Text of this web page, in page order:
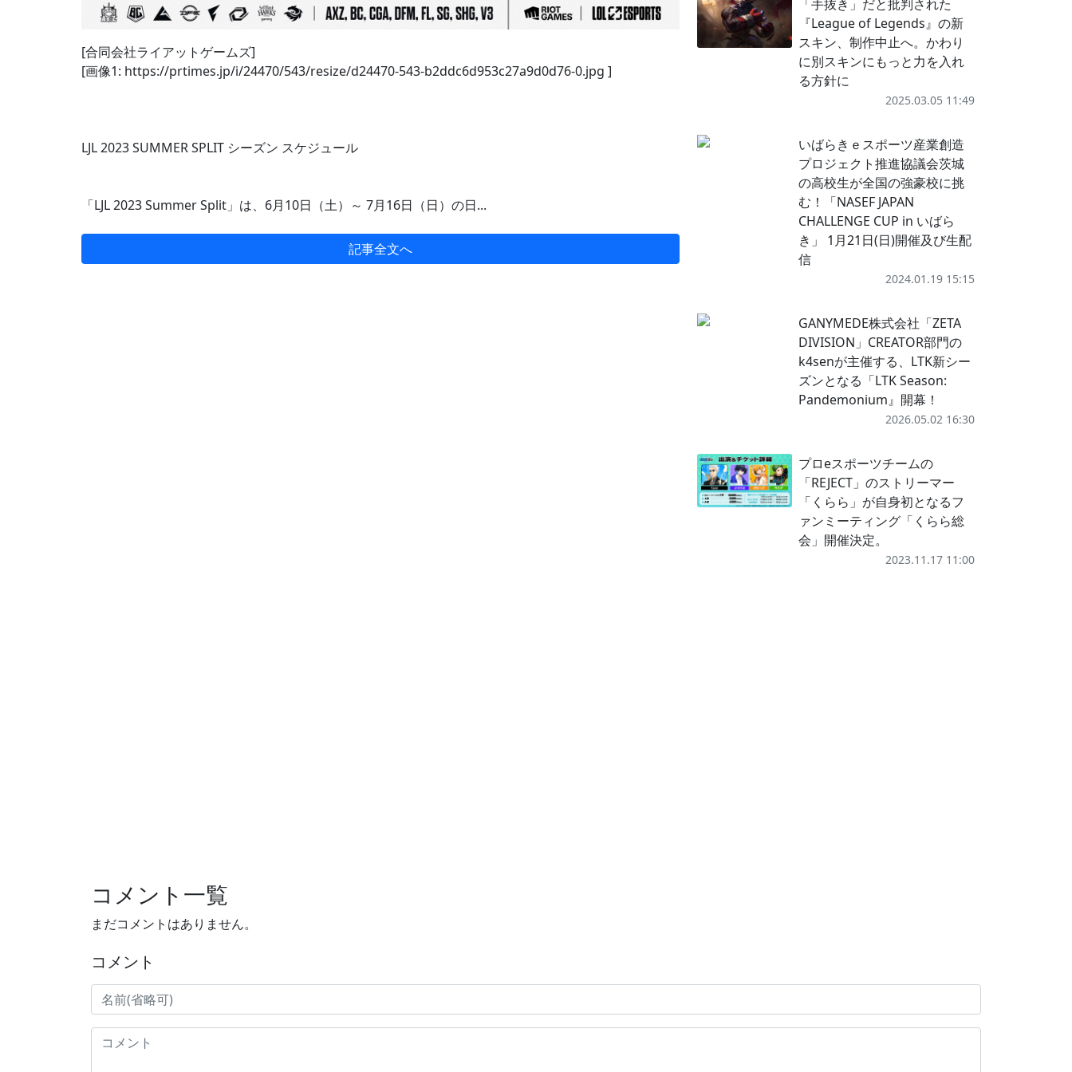
[合同会社ライアットゲームズ]
[画像1: https://prtimes.jp/i/24470/543/resize/d24470-543-b2ddc6d953c27a9d0d76-0.jpg ]
LJL 2023 SUMMER SPLIT シーズン スケジュール
「LJL 2023 Summer Split」は、6月10日（土）～ 7月16日（日）の日...
記事全文へ
「手抜き」だと批判された
『League of Legends』の新
スキン、制作中止へ。かわり
に別スキンにもっと力を入れ
る方針に
2025.03.05 11:49
いばらきｅスポーツ産業創造
プロジェクト推進協議会茨城
の高校生が全国の強豪校に挑
む！「NASEF JAPAN
CHALLENGE CUP in いばら
き」 1月21日(日)開催及び生配
信
2024.01.19 15:15
GANYMEDE株式会社「ZETA
DIVISION」CREATOR部門の
k4senが主催する、LTK新シー
ズンとなる「LTK Season:
Pandemonium』開幕！
2026.05.02 16:30
プロeスポーツチームの
「REJECT」のストリーマー
「くらら」が自身初となるフ
ァンミーティング「くらら総
会」開催決定。
2023.11.17 11:00
コメント一覧
まだコメントはありません。
コメント